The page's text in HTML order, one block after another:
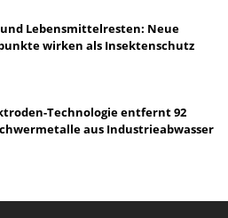
und Lebensmittelresten: Neue
wirken als Insektenschutz
Technologie entfernt 92
aus Industrieabwasser